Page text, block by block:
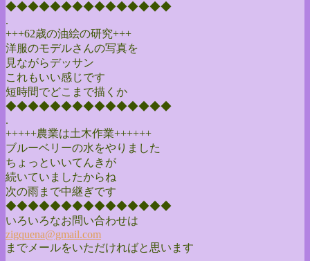
◆◆◆◆◆◆◆◆◆◆◆◆◆◆◆
.
+++62歳の油絵の研究+++
洋服のモデルさんの写真を
見ながらデッサン
これもいい感じです
短時間でどこまで描くか
◆◆◆◆◆◆◆◆◆◆◆◆◆◆◆
.
+++++農業は土木作業++++++
ブルーベリーの水をやりました
ちょっといいてんきが
続いていましたからね
次の雨まで中継ぎです
◆◆◆◆◆◆◆◆◆◆◆◆◆◆◆
いろいろなお問い合わせは
zigquena@gmail.com
までメールをいただければと思います